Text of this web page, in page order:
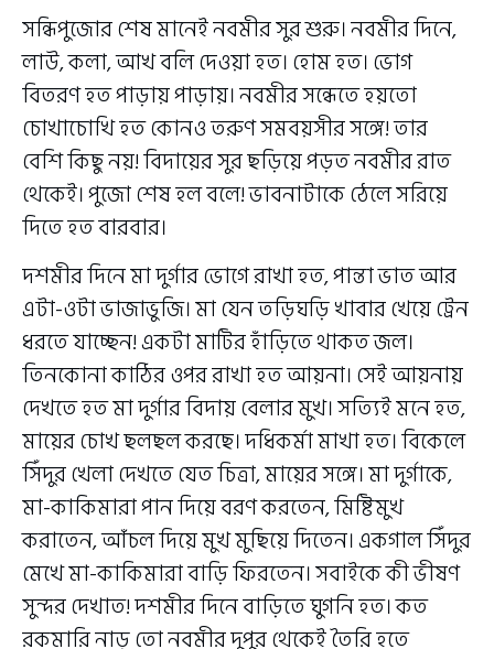
সন্ধিপুজোর শেষ মানেই নবমীর সুর শুরু। নবমীর দিনে,
লাউ, কলা, আখ বলি দেওয়া হত। হোম হত। ভোগ
বিতরণ হত পাড়ায় পাড়ায়। নবমীর সন্ধেতে হয়তো
চোখাচোখি হত কোনও তরুণ সমবয়সীর সঙ্গে! তার
বেশি কিছু নয়! বিদায়ের সুর ছড়িয়ে পড়ত নবমীর রাত
থেকেই। পুজো শেষ হল বলে! ভাবনাটাকে ঠেলে সরিয়ে
দিতে হত বারবার।
দশমীর দিনে মা দুর্গার ভোগে রাখা হত, পান্তা ভাত আর
এটা-ওটা ভাজাভুজি। মা যেন তড়িঘড়ি খাবার খেয়ে ট্রেন
ধরতে যাচ্ছেন! একটা মাটির হাঁড়িতে থাকত জল।
তিনকোনা কাঠির ওপর রাখা হত আয়না। সেই আয়নায়
দেখতে হত মা দুর্গার বিদায় বেলার মুখ। সত্যিই মনে হত,
মায়ের চোখ ছলছল করছে। দধিকর্মা মাখা হত। বিকেলে
সিঁদুর খেলা দেখতে যেত চিত্রা, মায়ের সঙ্গে। মা দুর্গাকে,
মা-কাকিমারা পান দিয়ে বরণ করতেন, মিষ্টিমুখ
করাতেন, আঁচল দিয়ে মুখ মুছিয়ে দিতেন। একগাল সিঁদুর
মেখে মা-কাকিমারা বাড়ি ফিরতেন। সবাইকে কী ভীষণ
সুন্দর দেখাত! দশমীর দিনে বাড়িতে ঘুগনি হত। কত
রকমারি নাড়ু তো নবমীর দুপুর থেকেই তৈরি হতে